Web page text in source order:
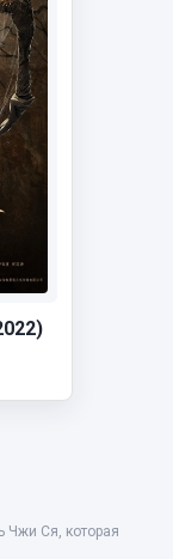
Чжи Ся, которая